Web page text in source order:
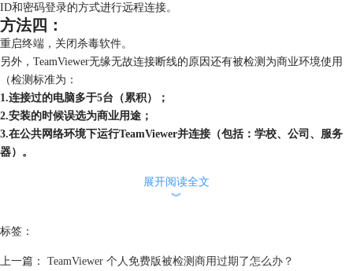
ID和密码登录的方式进行远程连接。
方法四：
重启终端，关闭杀毒软件。
另外，TeamViewer无缘无故连接断线的原因还有被检测为商业环境使用
（检测标准为：
1.连接过的电脑多于5台（累积）；
2.安装的时候误选为商业用途；
3.在公共网络环境下运行TeamViewer并连接（包括：学校、公司、服务
器）。
），TeamViewer官方服务器崩溃也会导致此类问题的出现。
或加入TeamViewer交流群也许会帮助到你哦。除此之外，你还可以持续
本文为原创，转载请注明网址：http://www.yuanchengxiezuo.com/wenti/tv-
展开阅读全文
︾
标签：
上一篇：
TeamViewer 个人免费版被检测商用过期了怎么办？